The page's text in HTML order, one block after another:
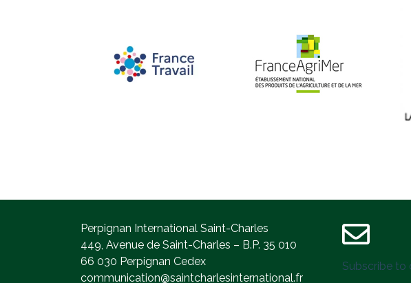
Perpignan International Saint-Charles
449, Avenue de Saint-Charles – B.P. 35 010
66 030 Perpignan Cedex
communication@saintcharlesinternational.fr
Subscribe to